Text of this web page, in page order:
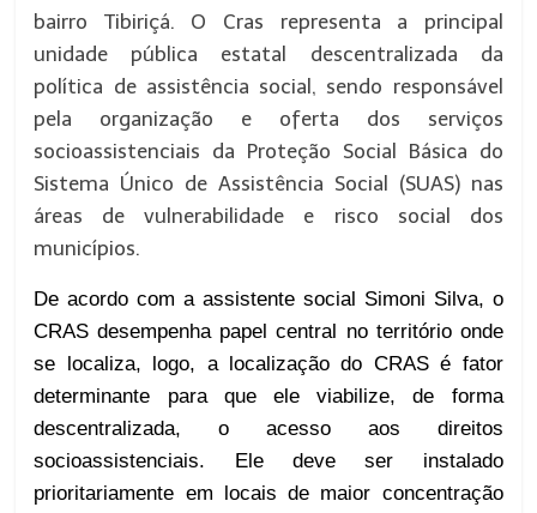
bairro Tibiriçá. O Cras representa a principal
unidade pública estatal descentralizada da
política de assistência social, sendo responsável
pela organização e oferta dos serviços
socioassistenciais da Proteção Social Básica do
Sistema Único de Assistência Social (SUAS) nas
áreas de vulnerabilidade e risco social dos
municípios.
De acordo com a assistente social Simoni Silva, o
CRAS desempenha papel central no território onde
se localiza, logo, a localização do CRAS é fator
determinante para que ele viabilize, de forma
descentralizada, o acesso aos direitos
socioassistenciais. Ele deve ser instalado
prioritariamente em locais de maior concentração